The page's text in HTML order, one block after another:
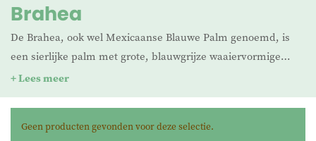
Brahea
De Brahea, ook wel Mexicaanse Blauwe Palm genoemd, is
een sierlijke palm met grote, blauwgrijze waaiervormige
bladeren die direct een tropische sfeer creëren.
Oorspronkelijk afkomstig uit het zonnige Midden-Amerika, is
tot -10 °C. In de zomer bloeit hij met geurige, roomwitte
+ Lees meer
Geen producten gevonden voor deze selectie.